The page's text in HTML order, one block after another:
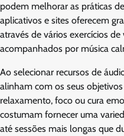
podem melhorar as práticas
aplicativos e sites oferecem
através de vários exercícios
acompanhados por música
Ao selecionar recursos de
alinham com os seus
relaxamento, foco ou cura
costumam fornecer uma
até sessões mais longas que